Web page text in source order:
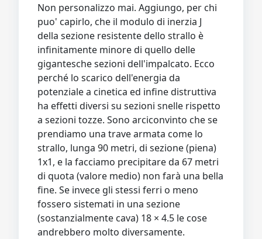
Non personalizzo mai. Aggiungo, per chi
puo' capirlo, che il modulo di inerzia J
della sezione resistente dello strallo è
infinitamente minore di quello delle
gigantesche sezioni dell'impalcato. Ecco
perché lo scarico dell'energia da
potenziale a cinetica ed infine distruttiva
ha effetti diversi su sezioni snelle rispetto
a sezioni tozze. Sono arciconvinto che se
prendiamo una trave armata come lo
strallo, lunga 90 metri, di sezione (piena)
1x1, e la facciamo precipitare da 67 metri
di quota (valore medio) non farà una bella
fine. Se invece gli stessi ferri o meno
fossero sistemati in una sezione
(sostanzialmente cava) 18 × 4.5 le cose
andrebbero molto diversamente.